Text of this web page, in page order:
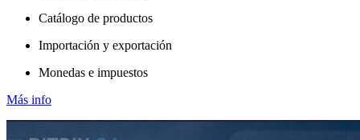
Catálogo de productos
Importación y exportación
Monedas e impuestos
Más info